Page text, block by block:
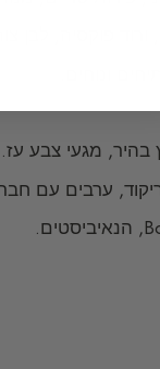
פוקסיה, לבן
ונוחים.
בהיר, מגעי צבע עז.
ערבים עם